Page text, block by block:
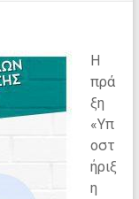
Η
πρά
ξη
«Υπ
οστ
ήριξ
η